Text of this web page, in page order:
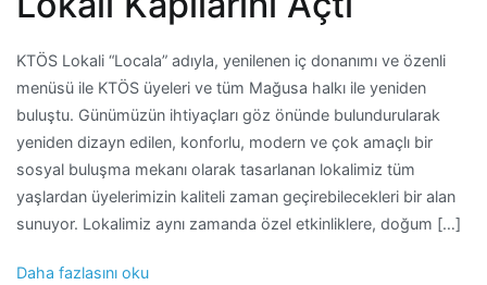
KTÖS Lokali “Locala” adıyla, yenilenen iç donanımı ve özenli
menüsü ile KTÖS üyeleri ve tüm Mağusa halkı ile yeniden
buluştu. Günümüzün ihtiyaçları göz önünde bulundurularak
yeniden dizayn edilen, konforlu, modern ve çok amaçlı bir
sosyal buluşma mekanı olarak tasarlanan lokalimiz tüm
yaşlardan üyelerimizin kaliteli zaman geçirebilecekleri bir alan
sunuyor. Lokalimiz aynı zamanda özel etkinliklere, doğum […]
Daha fazlasını oku